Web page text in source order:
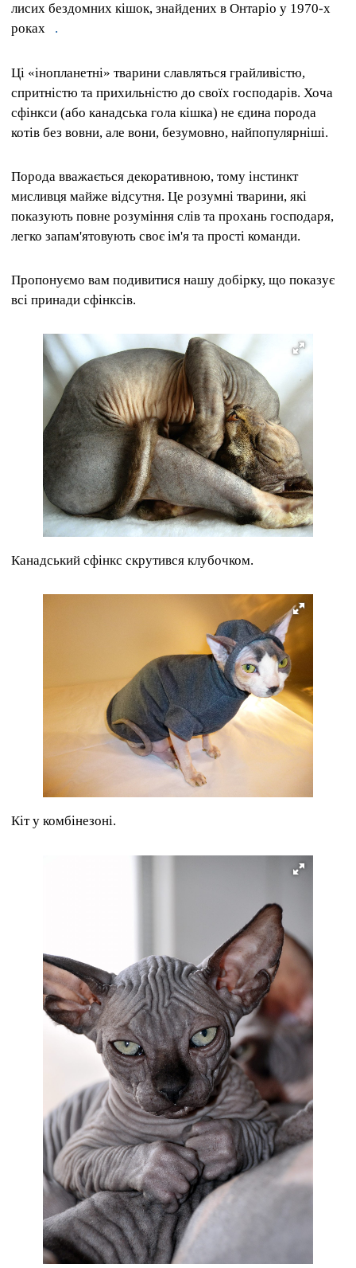
лисих бездомних кішок, знайдених в Онтаріо у 1970-х
роках .
Ці «інопланетні» тварини славляться грайливістю,
спритністю та прихильністю до своїх господарів. Хоча
сфінкси (або канадська гола кішка) не єдина порода
котів без вовни, але вони, безумовно, найпопулярніші.
Порода вважається декоративною, тому інстинкт
мисливця майже відсутня. Це розумні тварини, які
показують повне розуміння слів та прохань господаря,
легко запам'ятовують своє ім'я та прості команди.
Пропонуємо вам подивитися нашу добірку, що показує
всі принади сфінксів.
Канадський сфінкс скрутився клубочком.
Кіт у комбінезоні.